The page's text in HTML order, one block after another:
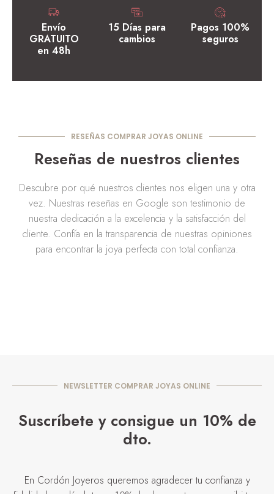
Envío
GRATUITO
en 48h
15 Días para
cambios
Pagos 100%
seguros
RESEÑAS COMPRAR JOYAS ONLINE
Reseñas de nuestros clientes
Descubre por qué nuestros clientes nos eligen una y otra
vez. Nuestras reseñas en Google son testimonio de
nuestra dedicación a la excelencia y la satisfacción del
cliente. Confía en la transparencia de nuestras opiniones
para encontrar la joya perfecta con total confianza.
NEWSLETTER COMPRAR JOYAS ONLINE
Suscríbete y consigue un 10% de
dto.
En Cordón Joyeros queremos agradecer tu confianza y